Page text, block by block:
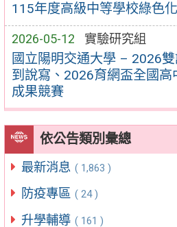
115年度高級中等學校綠色
2026-05-12 實驗研究組
國立陽明交通大學 – 2026
到說寫、2026育網盃全國高
成果競賽
依公告類別彙總
最新消息 ( 1,863 )
防疫專區 ( 24 )
升學輔導 ( 161 )